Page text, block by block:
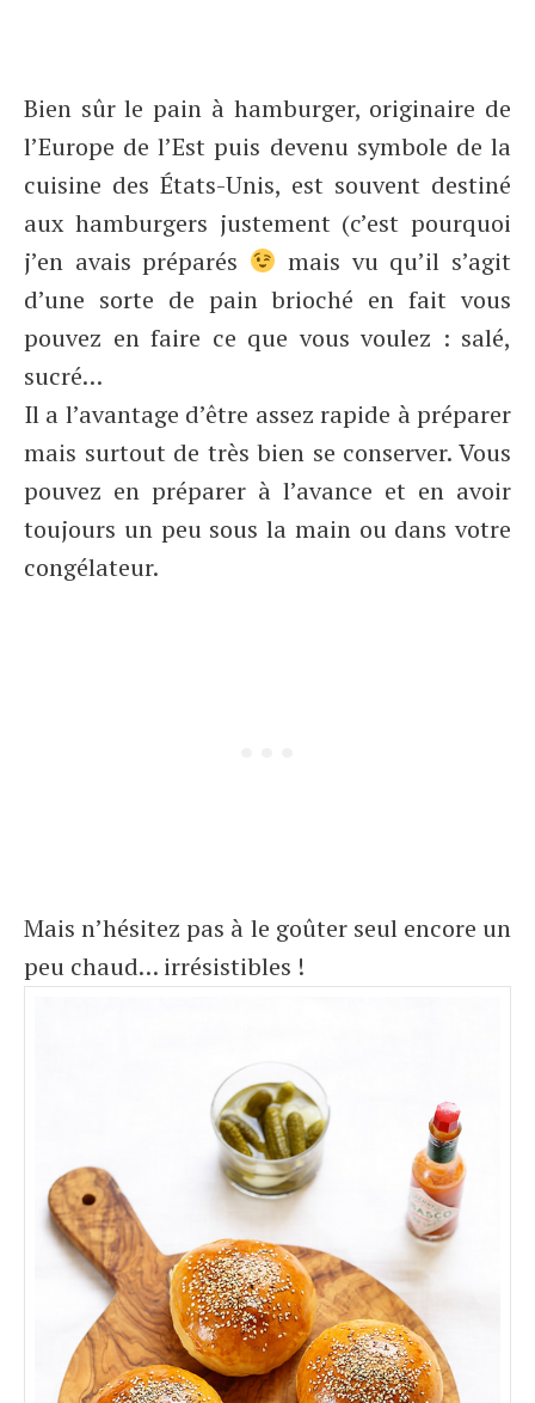
Bien sûr le pain à hamburger, originaire de
l’Europe de l’Est puis devenu symbole de la
cuisine des États-Unis, est souvent destiné
aux hamburgers justement (c’est pourquoi
j’en avais préparés
mais vu qu’il s’agit
d’une sorte de pain brioché en fait vous
pouvez en faire ce que vous voulez : salé,
sucré…
Il a l’avantage d’être assez rapide à préparer
mais surtout de très bien se conserver. Vous
pouvez en préparer à l’avance et en avoir
toujours un peu sous la main ou dans votre
congélateur.
Mais n’hésitez pas à le goûter seul encore un
peu chaud… irrésistibles !